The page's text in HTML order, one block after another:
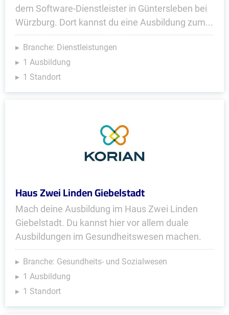
dem Software-Dienstleister in Güntersleben bei
Würzburg. Dort kannst du eine Ausbildung zum...
Branche: Dienstleistungen
1 Ausbildung
1 Standort
Haus Zwei Linden Giebelstadt
Mach deine Ausbildung im Haus Zwei Linden
Giebelstadt. Du kannst hier vor allem duale
Ausbildungen im Gesundheitswesen machen.
Branche: Gesundheits- und Sozialwesen
1 Ausbildung
1 Standort